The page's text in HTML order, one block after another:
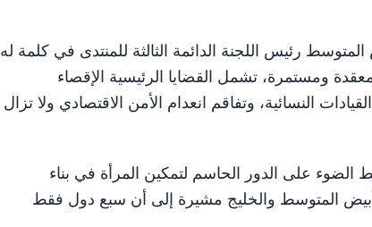
رئيس اللجنة الدائمة الثالثة للمنتدى في كلمة له
ومستمرة، تشمل القضايا الرئيسية الإقصاء
النسائية، وتفاقم انعدام الأمن الاقتصادي ولا تزال
على الدور الحاسم لتمكين المرأة في بناء
المتوسط والخليج مشيرة إلى أن سبع دول فقط